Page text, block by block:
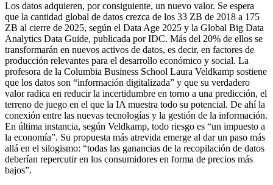
Los datos adquieren, por consiguiente, un nuevo valor. Se espera
que la cantidad global de datos crezca de los 33 ZB de 2018 a 175
ZB al cierre de 2025, según el Data Age 2025 y la Global Big Data
Analytics Data Guide, publicada por IDC. Más del 20% de ellos se
transformarán en nuevos activos de datos, es decir, en factores de
producción relevantes para el desarrollo económico y social. La
profesora de la Columbia Business School Laura Veldkamp sostiene
que los datos son “información digitalizada” y que su verdadero
valor radica en reducir la incertidumbre en torno a una predicción, el
terreno de juego en el que la IA muestra todo su potencial. De ahí la
conexión entre las nuevas tecnologías y la gestión de la información.
En última instancia, según Veldkamp, todo riesgo es “un impuesto a
la economía”. Su propuesta más atrevida emerge al dar un paso más
allá en el silogismo: “todas las ganancias de la recopilación de datos
deberían repercutir en los consumidores en forma de precios más
bajos”.